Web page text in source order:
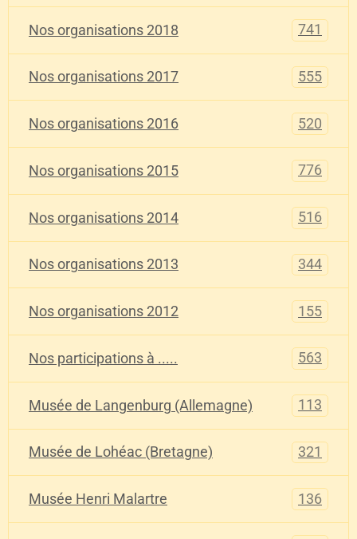
Nos organisations 2018 741
Nos organisations 2017 555
Nos organisations 2016 520
Nos organisations 2015 776
Nos organisations 2014 516
Nos organisations 2013 344
Nos organisations 2012 155
Nos participations à ..... 563
Musée de Langenburg (Allemagne) 113
Musée de Lohéac (Bretagne) 321
Musée Henri Malartre 136